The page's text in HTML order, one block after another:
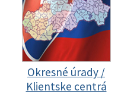
Okresné úrady /
Klientske centrá